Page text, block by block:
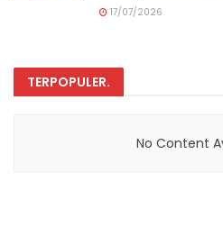
17/07/2026
TERPOPULER.
No Content